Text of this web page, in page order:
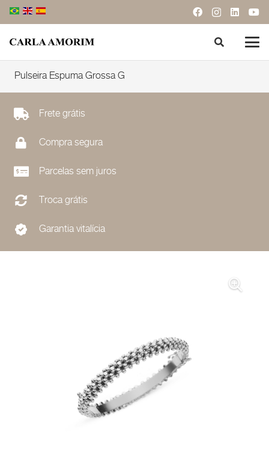
Pulseira Espuma Grossa G
Frete grátis
Compra segura
Parcelas sem juros
Troca grátis
Garantia vitalícia